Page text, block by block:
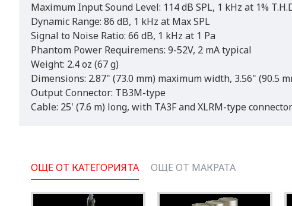
Maximum Input Sound Level: 114 dB SPL, 1 kHz at 1%
Dynamic Range: 86 dB, 1 kHz at Max SPL
Signal to Noise Ratio: 66 dB, 1 kHz at 1 Pa
Phantom Power Requiremens: 9-52V, 2 mA typical
Weight: 2.4 oz (67 g)
Dimensions: 2.87" (73.0 mm) maximum width, 3.56" (90.5
Output Connector: TB3M-type
Cable: 25' (7.6 m) long, with TA3F and XLRM-type
ОЩЕ ОТ КАТЕГОРИЯТА ОЩЕ ОТ МАКРАТА